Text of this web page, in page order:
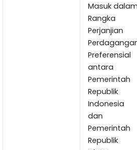
Masuk
Rangka
Perjanjian
Preferensial
antara
Pemerintah
Republik
Indonesia
dan
Pemerintah
Republik